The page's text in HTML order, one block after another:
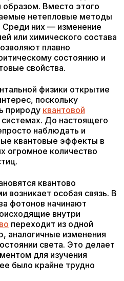
Вместо этого
нетепловые методы
Среди них — изменение
или химического состава
плавно
состоянию и
свойства.
физики открытие
поскольку
природу квантовой
До настоящего
наблюдать и
квантовые эффекты в
огромное количество
квантово
возникает особая связь. В
фотонов начинают
внутри
переходит из одной
аналогичные изменения
света. Это делает
для изучения
было крайне трудно